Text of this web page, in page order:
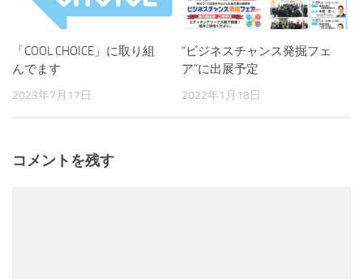
「COOL CHOICE」に取り組
んでます
2023年7月17日
“ビジネスチャンス発掘フェ
ア”に出展予定
2022年1月18日
コメントを残す